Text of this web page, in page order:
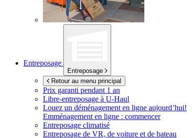
Entreposage
Entreposage
Retour au menu principal
Prix garanti pendant 1 an
Libre-entreposage à U-Haul
Louez un déménagement en ligne aujourd’hui!
Emménagement en ligne : commencer
Entreposage climatisé
Entreposage de VR, de voiture et de bateau